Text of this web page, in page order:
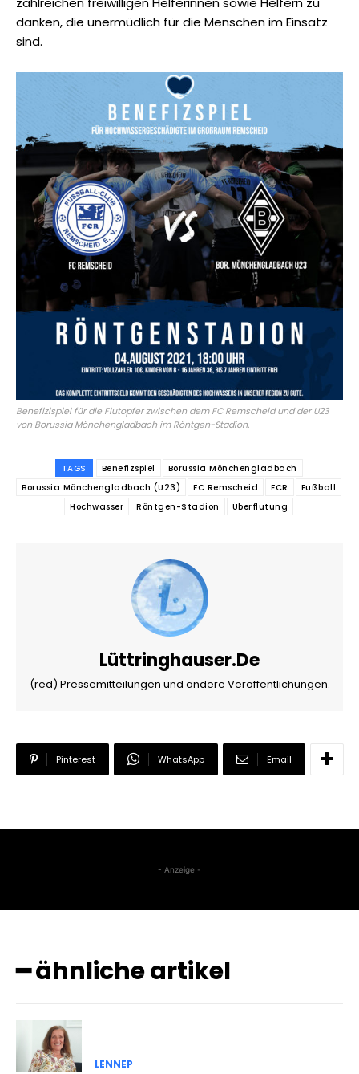
danken, die unermüdlich für die Menschen im Einsatz
sind.
Benefizispiel für die Flutopfer zwischen dem FC Remscheid und der U23
von Borussia Mönchengladbach im Röntgen-Stadion.
TAGS Benefizspiel
Borussia Mönchengladbach
Borussia Mönchengladbach (U23)
FC Remscheid FCR
Fußball
Hochwasser
Röntgen-Stadion Überflutung
Lüttringhauser.de
(red) Pressemitteilungen und andere Veröffentlichungen.
Pinterest WhatsApp Email
- Anzeige -
━ ähnliche artikel
LENNEP